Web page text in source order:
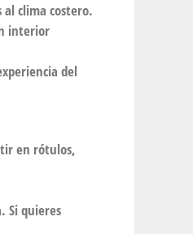
clima costero.
interior
del
en rótulos,
Si quieres